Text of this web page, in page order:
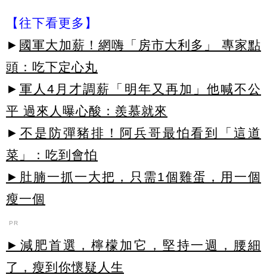
【往下看更多】
► 國軍大加薪！網嗨「房市大利多」 專家點
頭：吃下定心丸
► 軍人4月才調薪「明年又再加」他喊不公
平 過來人曝心酸：羨慕就來
► 不是防彈豬排！阿兵哥最怕看到「這道
菜」：吃到會怕
►肚腩一抓一大把，只需1個雞蛋，用一個
瘦一個
PR
►減肥首選，檸檬加它，堅持一週，腰細
了，瘦到你懷疑人生